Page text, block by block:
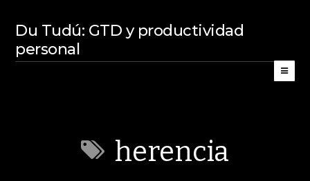
Du Tudú: GTD y productividad
personal
herencia